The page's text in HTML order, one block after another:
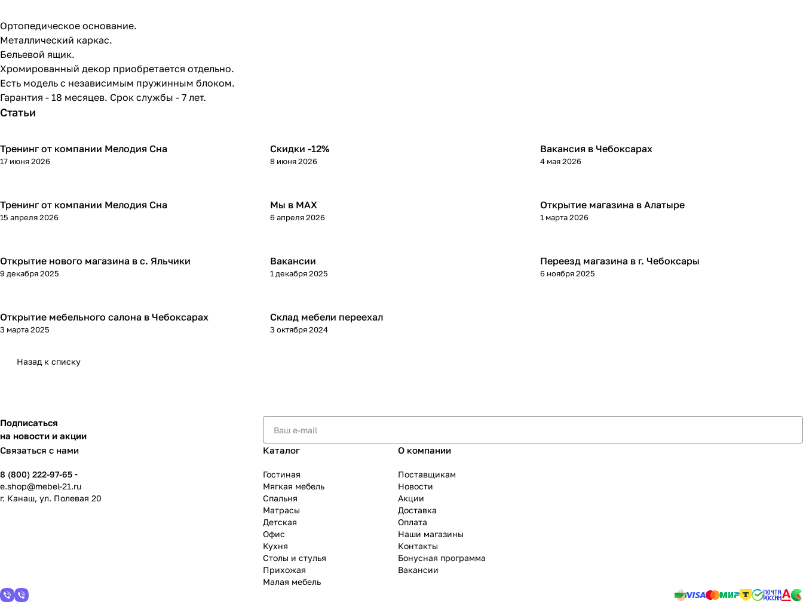
Ортопедическое основание.
Металлический каркас.
Бельевой ящик.
Хромированный декор приобретается отдельно.
Есть модель с независимым пружинным блоком.
Гарантия - 18 месяцев. Срок службы - 7 лет.
Статьи
Тренинг от компании Мелодия Сна
17 июня 2026
Скидки -12%
8 июня 2026
Вакансия в Чебоксарах
4 мая 2026
Тренинг от компании Мелодия Сна
15 апреля 2026
Мы в МАХ
6 апреля 2026
Открытие магазина в Алатыре
1 марта 2026
Открытие нового магазина в с. Яльчики
9 декабря 2025
Вакансии
1 декабря 2025
Переезд магазина в г. Чебоксары
6 ноября 2025
Открытие мебельного салона в Чебоксарах
3 марта 2025
Склад мебели переехал
3 октября 2024
Назад к списку
Подписаться
на новости и акции
Связаться с нами
8 (800) 222-97-65
e.shop@mebel-21.ru
г. Канаш, ул. Полевая 20
Каталог
Гостиная
Мягкая мебель
Спальня
Матрасы
Детская
Офис
Кухня
Столы и стулья
Прихожая
Малая мебель
О компании
Поставщикам
Новости
Акции
Доставка
Оплата
Наши магазины
Контакты
Бонусная программа
Вакансии